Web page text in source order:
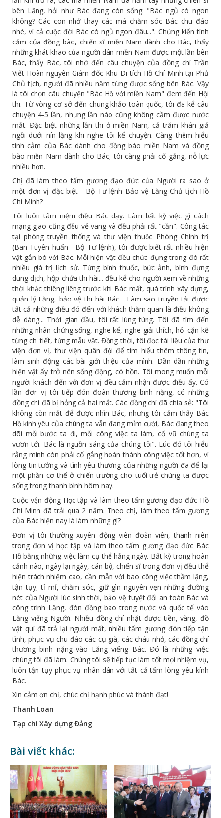
bên Lăng, hỏi như Bác đang còn sống: "Bác ngủ có ngon
không? Các con nhớ thay các má chăm sóc Bác chu đáo
nhé, vì cả cuộc đời Bác có ngủ ngon đâu...". Chứng kiến tình
cảm của đồng bào, chiến sĩ miền Nam dành cho Bác, thấy
những khát khao của người dân miền Nam được một lần bên
Bác, thấy Bác, tôi nhớ đến câu chuyện của đồng chí Trần
Viết Hoàn nguyên Giám đốc Khu Di tích Hồ Chí Minh tại Phủ
Chủ tịch, người đã nhiều năm từng được sống bên Bác. Vậy
là tôi chọn câu chuyện "Bác Hồ với miền Nam" đem đến Hội
thi. Từ vòng cơ sở đến chung khảo toàn quốc, tôi đã kể câu
chuyện 4-5 lần, nhưng lần nào cũng không cầm được nước
mắt. Đặc biệt những lần thi ở miền Nam, cả trăm khán giả
ngồi dưới nín lặng khi nghe tôi kể chuyện. Càng thêm hiểu
tình cảm của Bác dành cho đồng bào miền Nam và đồng
bào miền Nam dành cho Bác, tôi càng phải cố gắng, nỗ lực
nhiều hơn.
Chị đã làm theo tấm gương đạo đức của Người ra sao ở
một đơn vị đặc biệt - Bộ Tư lệnh Bảo vệ Lăng Chủ tịch Hồ
Chí Minh?
Tôi luôn tâm niệm điều Bác dạy: Làm bất kỳ việc gì cách
mạng giao cũng đều vẻ vang và đều phải rất "cần". Công tác
tại phòng truyền thống và thư viện thuộc Phòng Chính trị
(Ban Tuyên huấn - Bộ Tư lệnh), tôi được biết rất nhiều hiện
vật gắn bó với Bác. Mỗi hiện vật đều chứa đựng trong đó rất
nhiều giá trị lịch sử. Từng bình thuốc, bức ảnh, bình đựng
dung dịch, hộp chứa thi hài... đều kể cho người xem về những
thời khắc thiêng liêng trước khi Bác mất, quá trình xây dựng,
quản lý Lăng, bảo vệ thi hài Bác... Làm sao truyền tải được
tất cả những điều đó đến với khách thăm quan là điều không
dễ dàng... Thời gian đầu, tôi rất lúng túng. Tôi đã tìm đến
những nhân chứng sống, nghe kể, nghe giải thích, hỏi cặn kẽ
từng chi tiết, từng mẫu vật. Đồng thời, tôi đọc tài liệu của thư
viện đơn vị, thư viện quân đội để tìm hiểu thêm thông tin,
làm sinh động các bài giới thiệu của mình. Dần dần những
hiện vật ấy trở nên sống động, có hồn. Tôi mong muốn mỗi
người khách đến với đơn vị đều cảm nhận được điều ấy. Có
lần đơn vị tôi tiếp đón đoàn thương binh nặng, có những
đồng chí đã bị hỏng cả hai mắt. Các đồng chí đã chia sẻ: "Tôi
không còn mắt để được nhìn Bác, nhưng tôi cảm thấy Bác
Hồ kính yêu của chúng ta vẫn đang mỉm cười, Bác đang theo
dõi mỗi bước ta đi, mỗi công việc ta làm, cổ vũ chúng ta
vươn tới. Bác là nguồn sáng của chúng tôi". Lúc đó tôi hiểu
rằng mình còn phải cố gắng hoàn thành công việc tốt hơn, vì
lòng tin tưởng và tình yêu thương của những người đã để lại
một phần cơ thể ở chiến trường cho tuổi trẻ chúng ta được
sống trong thanh bình hôm nay.
Cuộc vận động Học tập và làm theo tấm gương đạo đức Hồ
Chí Minh đã trải qua 2 năm. Theo chị, làm theo tấm gương
của Bác hiện nay là làm những gì?
Đơn vị tôi thường xuyên động viên đoàn viên, thanh niên
trong đơn vị học tập và làm theo tấm gương đạo đức Bác
Hồ bằng những việc làm cụ thể hằng ngày. Bất kỳ trong hoàn
cảnh nào, ngày lại ngày, cán bộ, chiến sĩ trong đơn vị đều thể
hiện trách nhiệm cao, cần mẫn với bao công việc thầm lặng,
tận tụy, tỉ mỉ, chăm sóc, giữ gìn nguyên vẹn những đường
nét của Người lúc sinh thời, bảo vệ tuyệt đối an toàn Bác và
công trình Lăng, đón đồng bào trong nước và quốc tế vào
Lăng viếng Người. Nhiều đồng chí nhặt được tiền, vàng, đồ
vật quí đã trả lại người mất, nhiều tấm gương đón tiếp tận
tình, phục vụ chu đáo các cụ già, các cháu nhỏ, các đồng chí
thương binh nặng vào Lăng viếng Bác. Đó là những việc
chúng tôi đã làm. Chúng tôi sẽ tiếp tục làm tốt mọi nhiệm vụ,
luôn tận tụy phục vụ nhân dân với tất cả tấm lòng yêu kính
Bác.
Xin cảm ơn chị, chúc chị hạnh phúc và thành đạt!
Thanh Loan
Tạp chí Xây dựng Đảng
Bài viết khác: